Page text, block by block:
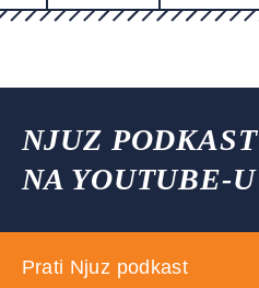
NJUZ PODKAST
NA YOUTUBE-U
Prati Njuz podkast